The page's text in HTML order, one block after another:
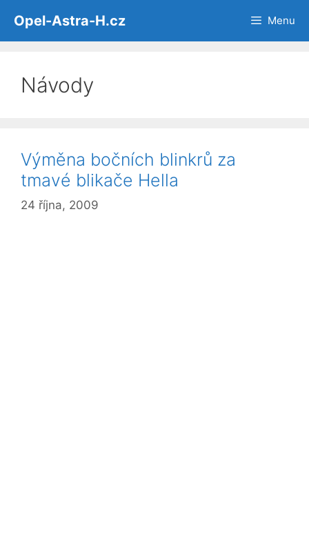
obsah
Opel-Astra-H.cz Menu
Návody
Výměna bočních blinkrů za
tmavé blikače Hella
24 října, 2009